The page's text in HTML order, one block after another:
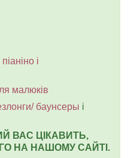
і
малюків
баунсеры і
ВАС ЦІКАВИТЬ,
НА НАШОМУ САЙТІ.